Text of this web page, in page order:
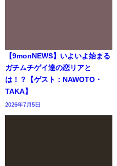
【9monNEWS】いよいよ始まる
ガチムチゲイ達の恋リアと
は！？【ゲスト：NAWOTO・
TAKA】
2026年7月5日